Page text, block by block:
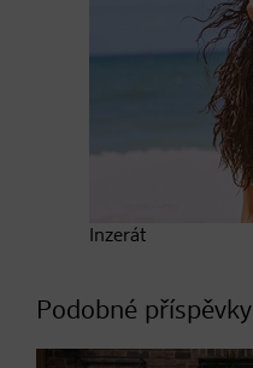
Inzerát
Podobné příspěvky